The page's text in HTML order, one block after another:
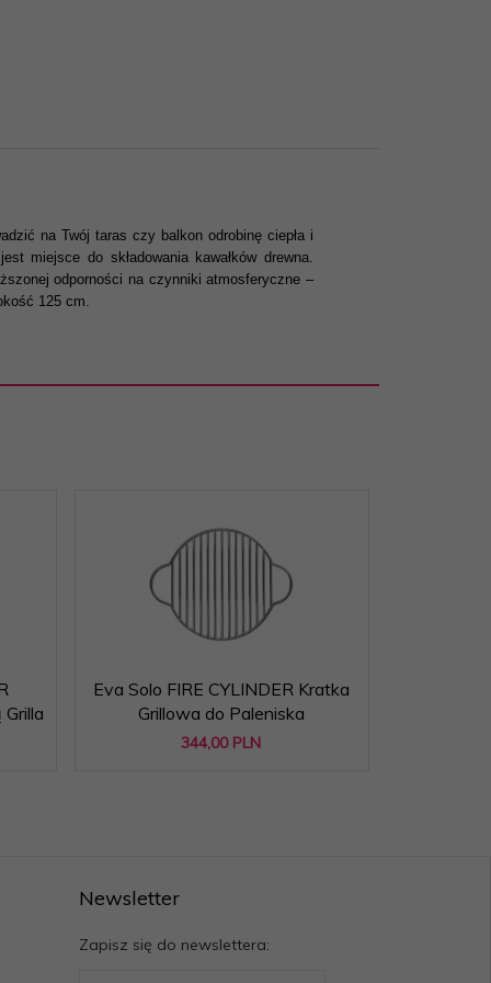
na Twój taras czy balkon odrobinę ciepła i
miejsce do składowania kawałków drewna.
odporności na czynniki atmosferyczne –
125 cm.
Eva Solo FIRE CYLINDER Kratka
Grillowa do Paleniska
344,00 PLN
Newsletter
Zapisz się do newslettera: